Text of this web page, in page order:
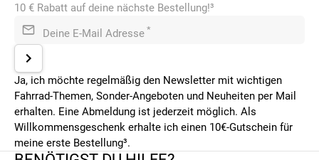
10 € Rabatt auf deine nächste Bestellung!³
Deine E-Mail Adresse *
Ja, ich möchte regelmäßig den Newsletter mit wichtigen
Fahrrad-Themen, Sonder-Angeboten und Neuheiten per Mail
erhalten. Eine Abmeldung ist jederzeit möglich. Als
Willkommensgeschenk erhalte ich einen 10€-Gutschein für
meine erste Bestellung³.